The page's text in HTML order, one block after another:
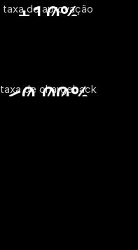
+10%
taxa de aprovação
<0,00%
taxa de chargeback